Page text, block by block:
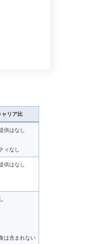
ャリア比
供はなし
ィなし
供はなし
は含まれない